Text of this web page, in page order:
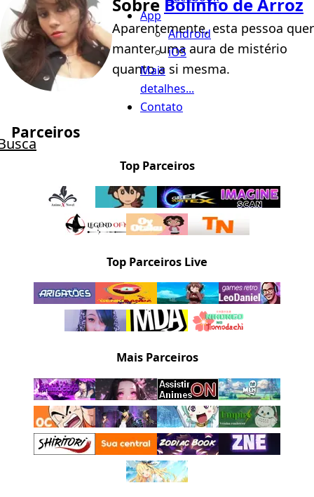
App
Android
iOS
Mais
detalhes...
Contato
Aparentemente, esta pessoa quer
manter uma aura de mistério
quanto a si mesma.
Parceiros
Top Parceiros
Top Parceiros Live
Mais Parceiros